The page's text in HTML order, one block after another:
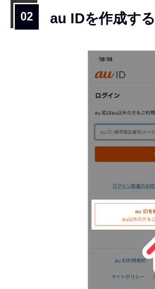
au IDを作成する